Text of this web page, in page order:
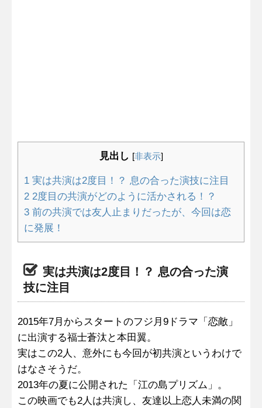
見出し [非表示]
1 実は共演は2度目！？ 息の合った演技に注目
2 2度目の共演がどのように活かされる！？
3 前の共演では友人止まりだったが、今回は恋
に発展！
実は共演は2度目！？ 息の合った演
技に注目
2015年7月からスタートのフジ月9ドラマ「恋敵」
に出演する福士蒼汰と本田翼。
実はこの2人、意外にも今回が初共演というわけで
はなさそうだ。
2013年の夏に公開された「江の島プリズム」。
この映画でも2人は共演し、友達以上恋人未満の関